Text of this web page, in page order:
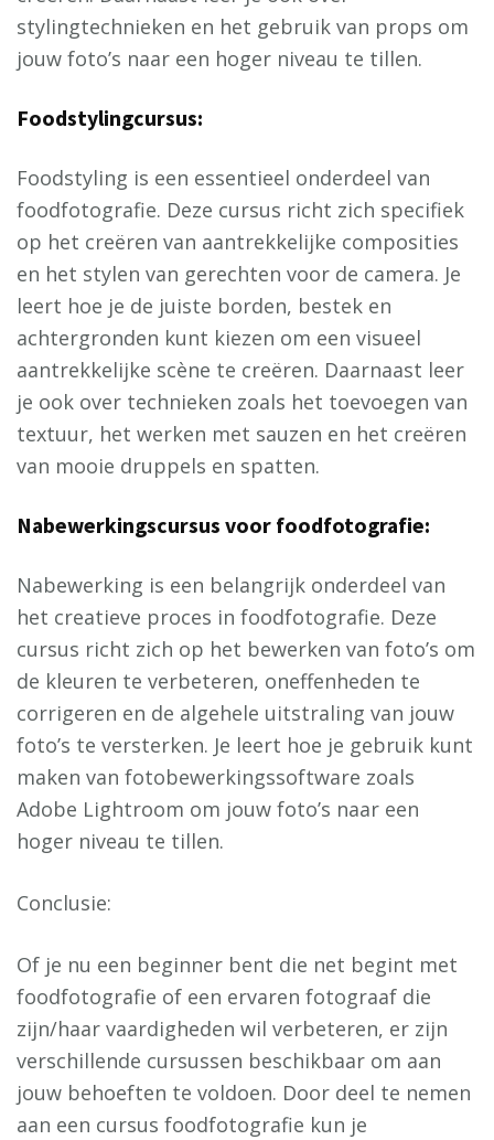
stylingtechnieken en het gebruik van props om
jouw foto’s naar een hoger niveau te tillen.
Foodstylingcursus:
Foodstyling is een essentieel onderdeel van
foodfotografie. Deze cursus richt zich specifiek
op het creëren van aantrekkelijke composities
en het stylen van gerechten voor de camera. Je
leert hoe je de juiste borden, bestek en
achtergronden kunt kiezen om een visueel
aantrekkelijke scène te creëren. Daarnaast leer
je ook over technieken zoals het toevoegen van
textuur, het werken met sauzen en het creëren
van mooie druppels en spatten.
Nabewerkingscursus voor foodfotografie:
Nabewerking is een belangrijk onderdeel van
het creatieve proces in foodfotografie. Deze
cursus richt zich op het bewerken van foto’s om
de kleuren te verbeteren, oneffenheden te
corrigeren en de algehele uitstraling van jouw
foto’s te versterken. Je leert hoe je gebruik kunt
maken van fotobewerkingssoftware zoals
Adobe Lightroom om jouw foto’s naar een
hoger niveau te tillen.
Conclusie:
Of je nu een beginner bent die net begint met
foodfotografie of een ervaren fotograaf die
zijn/haar vaardigheden wil verbeteren, er zijn
verschillende cursussen beschikbaar om aan
jouw behoeften te voldoen. Door deel te nemen
aan een cursus foodfotografie kun je